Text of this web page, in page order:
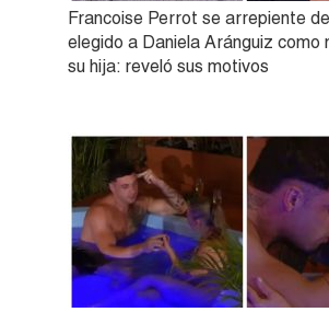
Francoise Perrot se arrepiente
elegido a Daniela Aránguiz como
su hija: reveló sus motivos